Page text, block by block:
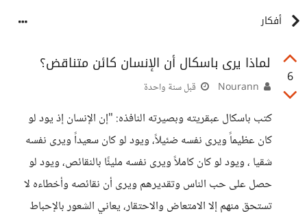
أفكار
6
لماذا يرى باسكال أن الإنسان كائن متناقض؟
قبل سنة واحدة
كتب باسكال عبقريته وبصيرته النافذه: "إن الإنسان إذ يود لو
كان عظيماً ويرى نفسه ضئيلاً، ويود لو كان سعيداً ويرى نفسه
شقيا ، ويود لو كان كاملاً ويرى نفسه مليئًا بالنقائص، ويود لو
حصل على حب الناس وتقديرهم ويرى أن نقائصه وأخطاءه لا
تستحق منهم إلا الامتعاض والاحتقار، يعاني الشعور بالإحباط